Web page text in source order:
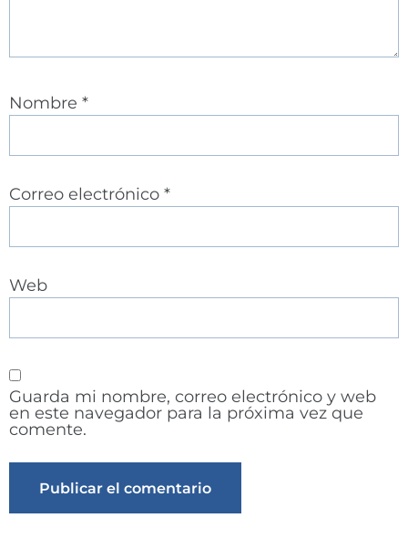
Nombre *
Correo electrónico *
Web
Guarda mi nombre, correo electrónico y web
en este navegador para la próxima vez que
comente.